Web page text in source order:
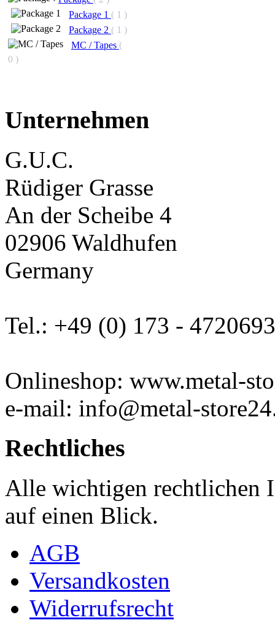
Package 1 ( 1 )
Package 2 ( 1 )
MC / Tapes (
0 )
Unternehmen
G.U.C.
Rüdiger Grasse
An der Scheibe 4
02906 Waldhufen
Germany
Tel.: +49 (0) 173 - 4720693
Onlineshop: www.metal-
e-mail: info@metal-
Rechtliches
Alle wichtigen rechtlichen
auf einen Blick.
AGB
Versandkosten
Widerrufsrecht